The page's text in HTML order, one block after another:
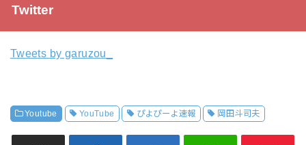
Twitter
Tweets by garuzou_
Youtube YouTube ぴよぴーよ速報 岡田斗司夫